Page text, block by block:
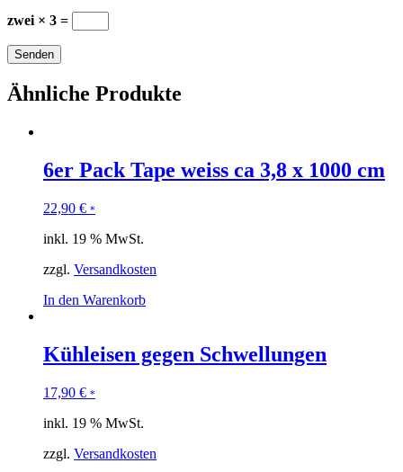
zwei × 3 =
Ähnliche Produkte
6er Pack Tape weiss ca 3,8 x 1000 cm
22,90 € *
inkl. 19 % MwSt.
zzgl. Versandkosten
In den Warenkorb
Kühleisen gegen Schwellungen
17,90 € *
inkl. 19 % MwSt.
zzgl. Versandkosten